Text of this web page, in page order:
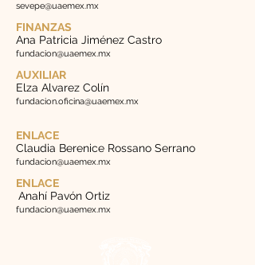
sevepe@uaemex.mx
FINANZAS
Ana Patricia Jiménez Castro
fundacion@uaemex.mx
AUXILIAR
Elza Alvarez Colín
fundacion.oficina@uaemex.mx
ENLACE
Claudia Berenice Rossano Serrano
fundacion@uaemex.mx
ENLACE
Anahí Pavón Ortiz
fundacion@uaemex.mx